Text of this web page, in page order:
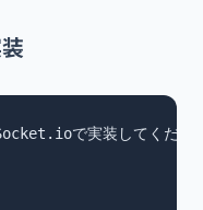
で実装してくださ